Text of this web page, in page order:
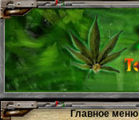
Главное меню